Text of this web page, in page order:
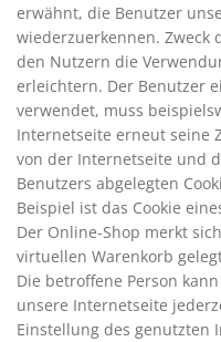
erwähnt, die Benutzer
wiederzuerkennen. Zweck
den Nutzern die
erleichtern. Der Benutzer
verwendet, muss
Internetseite erneut seine
von der Internetseite und
Benutzers abgelegten
Beispiel ist das Cookie
Der Online-Shop merkt
virtuellen Warenkorb
Die betroffene Person
unsere Internetseite
Einstellung des genutzten